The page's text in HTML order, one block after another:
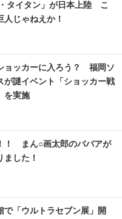
タイタン」が日本上陸 こ
じゃねえか！
ョッカーに入ろう？ 福岡ソ
が謎イベント「ショッカー戦
を実施
！ まん○画太郎のババアが
ました！
で「ウルトラセブン展」開